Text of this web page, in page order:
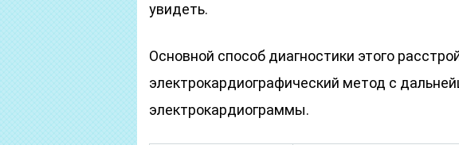
увидеть.
Основной способ диагностики этого
электрокардиографический метод с
электрокардиограммы.